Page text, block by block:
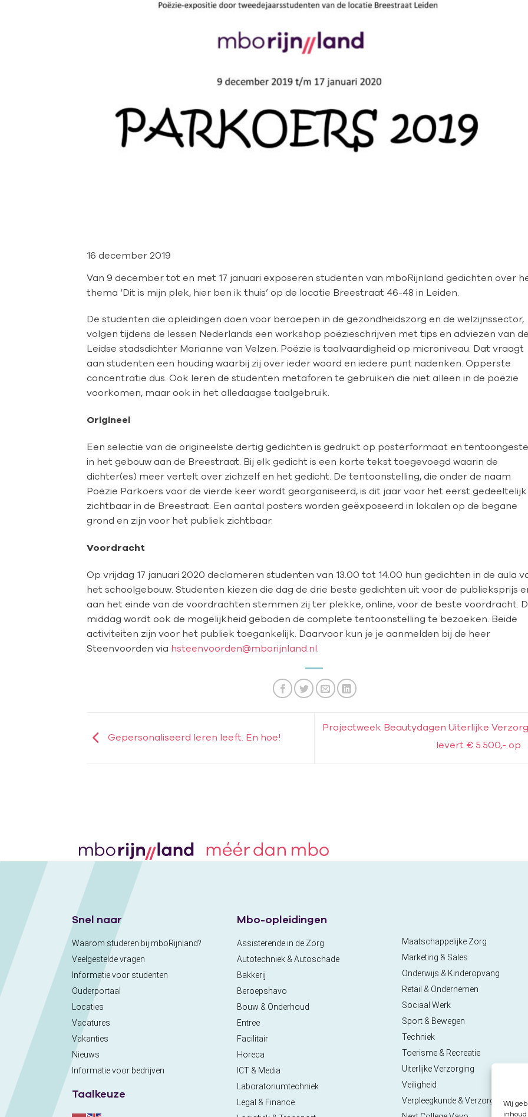
Wij
16 december 2019
Van 9 december tot en met 17 januari exposeren studenten van mboRijnland gedichten over
thema ‘Dit is mijn plek, hier ben ik thuis’ op de locatie Breestraat 46-48 in Leiden.
De studenten die opleidingen doen voor beroepen in de gezondheidszorg en de welzijnssector,
volgen tijdens de lessen Nederlands een workshop poëzieschrijven met tips en adviezen van
Leidse stadsdichter Marianne van Velzen. Poëzie is taalvaardigheid op microniveau. Dat vraagt
aan studenten een houding waarbij zij over ieder woord en iedere punt nadenken. Opperste
concentratie dus. Ook leren de studenten metaforen te gebruiken die niet alleen in de poëzie
voorkomen, maar ook in het alledaagse taalgebruik.
Origineel
Een selectie van de origineelste dertig gedichten is gedrukt op posterformaat en
in het gebouw aan de Breestraat. Bij elk gedicht is een korte tekst toegevoegd waarin de
dichter(es) meer vertelt over zichzelf en het gedicht. De tentoonstelling, die onder de naam
Poëzie Parkoers voor de vierde keer wordt georganiseerd, is dit jaar voor het eerst gedeeltelijk
zichtbaar in de Breestraat. Een aantal posters worden geëxposeerd in lokalen op de begane
grond en zijn voor het publiek zichtbaar.
Voordracht
Op vrijdag 17 januari 2020 declameren studenten van 13.00 tot 14.00 hun gedichten in de aula
het schoolgebouw. Studenten kiezen die dag de drie beste gedichten uit voor de publieksprijs
aan het einde van de voordrachten stemmen zij ter plekke, online, voor de beste voordracht.
middag wordt ook de mogelijkheid geboden de complete tentoonstelling te bezoeken. Beide
activiteiten zijn voor het publiek toegankelijk. Daarvoor kun je je aanmelden bij de heer
Steenvoorden via hsteenvoorden@mborijnland.nl
Gepersonaliseerd leren leeft. En hoe!
Projectweek Beautydagen Uiterlijke
levert € 5.500,- op
Snel naar
Waarom studeren bij mboRijnland?
Veelgestelde vragen
Informatie voor studenten
Ouderportaal
Locaties
Vacatures
Vakanties
Nieuws
Informatie voor bedrijven
Taalkeuze
Mbo-opleidingen
Assisterende in de Zorg
Autotechniek & Autoschade
Bakkerij
Beroepshavo
Bouw & Onderhoud
Entree
Facilitair
Horeca
ICT & Media
Laboratoriumtechniek
Legal & Finance
Maatschappelijke Zorg
Marketing & Sales
Onderwijs & Kinderopvang
Retail & Ondernemen
Sociaal Werk
Sport & Bewegen
Techniek
Toerisme & Recreatie
Uiterlijke Verzorging
Veiligheid
Verpleegkunde & Verzorgende